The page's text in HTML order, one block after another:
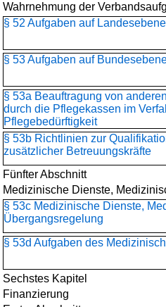
Wahrnehmung der
§ 52 Aufgaben auf Landesebene
§ 53 Aufgaben auf
§ 53a Beauftragung von
durch die Pflegekassen im
Pflegebedürftigkeit
§ 53b Richtlinien zur
zusätzlicher Betreuungskräfte
Fünfter Abschnitt
Medizinische Dienste,
§ 53c Medizinische Dienste,
Übergangsregelung
§ 53d Aufgaben des
Sechstes Kapitel
Finanzierung